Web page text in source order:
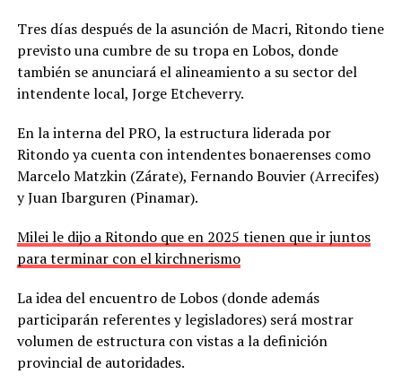
Tres días después de la asunción de Macri, Ritondo tiene
previsto una cumbre de su tropa en Lobos, donde
también se anunciará el alineamiento a su sector del
intendente local, Jorge Etcheverry.
En la interna del PRO, la estructura liderada por
Ritondo ya cuenta con intendentes bonaerenses como
Marcelo Matzkin (Zárate), Fernando Bouvier (Arrecifes)
y Juan Ibarguren (Pinamar).
Milei le dijo a Ritondo que en 2025 tienen que ir juntos
para terminar con el kirchnerismo
La idea del encuentro de Lobos (donde además
participarán referentes y legisladores) será mostrar
volumen de estructura con vistas a la definición
provincial de autoridades.